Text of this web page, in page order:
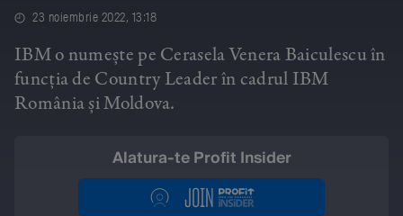
23 noiembrie 2022, 13:18
IBM o numește pe Cerasela Venera Baiculescu în
funcția de Country Leader în cadrul IBM
România și Moldova.
Alatura-te Profit Insider